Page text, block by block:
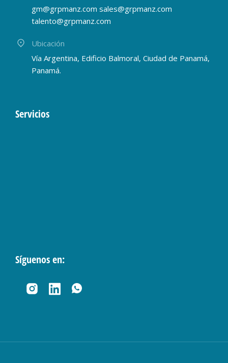
gm@grpmanz.com sales@grpmanz.com
talento@grpmanz.com
Ubicación
Vía Argentina, Edificio Balmoral, Ciudad de Panamá,
Panamá.
Servicios
Síguenos en: